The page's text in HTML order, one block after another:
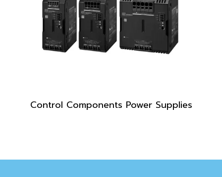
Control Components Power Supplies